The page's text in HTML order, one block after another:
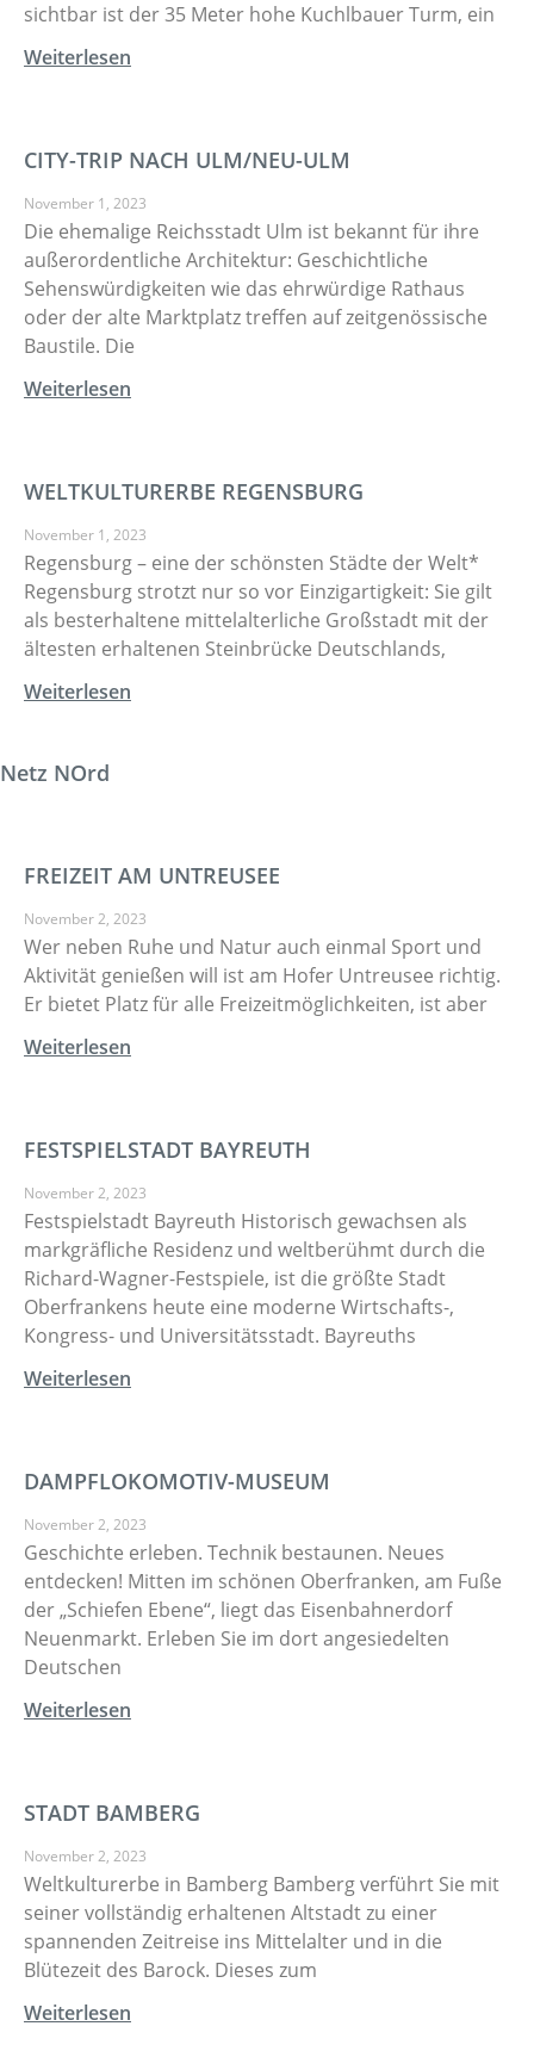
sichtbar ist der 35 Meter hohe Kuchlbauer Turm, ein
Weiterlesen
CITY-TRIP NACH ULM/NEU-ULM
November 1, 2023
Die ehemalige Reichsstadt Ulm ist bekannt für ihre
außerordentliche Architektur: Geschichtliche
Sehenswürdigkeiten wie das ehrwürdige Rathaus
oder der alte Marktplatz treffen auf zeitgenössische
Baustile. Die
Weiterlesen
WELTKULTURERBE REGENSBURG
November 1, 2023
Regensburg – eine der schönsten Städte der Welt*
Regensburg strotzt nur so vor Einzigartigkeit: Sie gilt
als besterhaltene mittelalterliche Großstadt mit der
ältesten erhaltenen Steinbrücke Deutschlands,
Weiterlesen
Netz NOrd
FREIZEIT AM UNTREUSEE
November 2, 2023
Wer neben Ruhe und Natur auch einmal Sport und
Aktivität genießen will ist am Hofer Untreusee richtig.
Er bietet Platz für alle Freizeitmöglichkeiten, ist aber
Weiterlesen
FESTSPIELSTADT BAYREUTH
November 2, 2023
Festspielstadt Bayreuth Historisch gewachsen als
markgräfliche Residenz und weltberühmt durch die
Richard-Wagner-Festspiele, ist die größte Stadt
Oberfrankens heute eine moderne Wirtschafts-,
Kongress- und Universitätsstadt. Bayreuths
Weiterlesen
DAMPFLOKOMOTIV-MUSEUM
November 2, 2023
Geschichte erleben. Technik bestaunen. Neues
entdecken! Mitten im schönen Oberfranken, am Fuße
der „Schiefen Ebene“, liegt das Eisenbahnerdorf
Neuenmarkt. Erleben Sie im dort angesiedelten
Deutschen
Weiterlesen
STADT BAMBERG
November 2, 2023
Weltkulturerbe in Bamberg Bamberg verführt Sie mit
seiner vollständig erhaltenen Altstadt zu einer
spannenden Zeitreise ins Mittelalter und in die
Blütezeit des Barock. Dieses zum
Weiterlesen